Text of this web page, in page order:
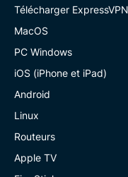
Télécharger ExpressVPN
MacOS
PC Windows
iOS (iPhone et iPad)
Android
Linux
Routeurs
Apple TV